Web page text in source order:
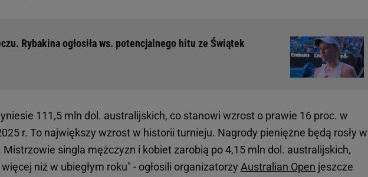
Rybakina ogłosiła ws. potencjalnego hitu ze Świątek
111,5 mln dol. australijskich, co stanowi wzrost o prawie 16 proc. w
r. To największy wzrost w historii turnieju. Nagrody pieniężne będą rosły w
Mistrzowie singla mężczyzn i kobiet zarobią po 4,15 mln dol. australijskich,
niż w ubiegłym roku" - ogłosili organizatorzy Australian Open jeszcze